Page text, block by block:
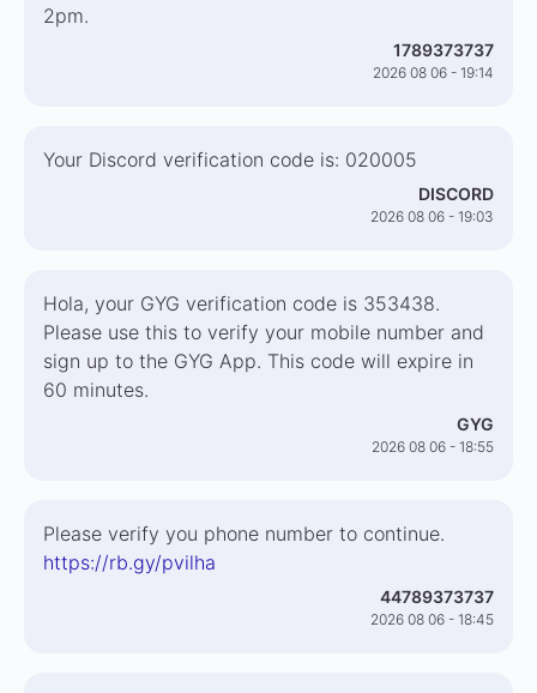
2pm.
1789373737
2026 08 06 - 19:14
Your Discord verification code is: 020005
DISCORD
2026 08 06 - 19:03
Hola, your GYG verification code is 353438.
Please use this to verify your mobile number and
sign up to the GYG App. This code will expire in
60 minutes.
GYG
2026 08 06 - 18:55
Please verify you phone number to continue.
https://rb.gy/pvilha
44789373737
2026 08 06 - 18:45